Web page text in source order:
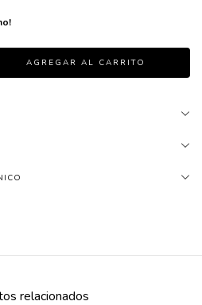
relacionados